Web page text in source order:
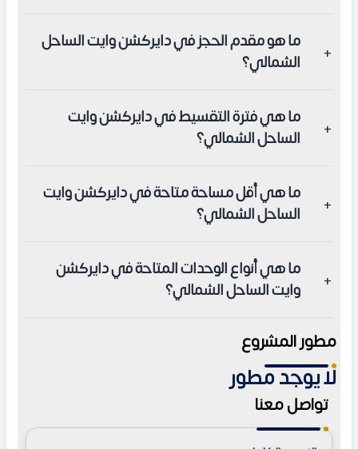
11,000,000 جنيه مصري للشاليه.ما هو مقدم الحجز في دايركشن وايت الساحل
الشمالي؟
فقط من إجمالي سعر الوحدة.
ما هي فترة التقسيط في دايركشن وايت
الساحل الشمالي؟
سنوات في المرحلة الثالثة.
ما هي أقل مساحة متاحة في دايركشن وايت
الساحل الشمالي؟
تبدأ أصغر وحدة ف من 100 متر مربع في الشاليهات.
ما هي أنواع الوحدات المتاحة في دايركشن
وايت الساحل الشمالي؟
تشمل وحدات دايركشن وايت الساحل الشمالي الشاليهات،
والتاون هاوس، والدوبليكس، واللوفت، والبنتهاوس، والفلل
المستقلة.
مطور المشروع
لا يوجد مطور
تواصل معنا